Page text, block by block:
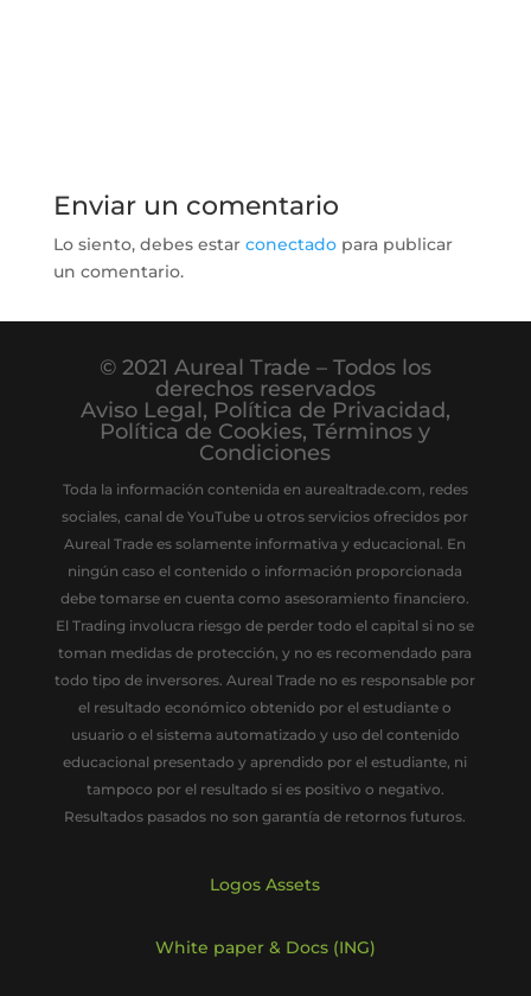
Enviar un comentario
Lo siento, debes estar conectadopara publicar
un comentario.
© 2021 Aureal Trade – Todos los
derechos reservados
Aviso Legal, Política de Privacidad,
Política de Cookies,Términos y
Condiciones
Toda la información contenida en aurealtrade.com, redes
sociales, canal de YouTube u otros servicios ofrecidos por
Aureal Trade es solamente informativa y educacional. En
ningún caso el contenido o información proporcionada
debe tomarse en cuenta como asesoramiento financiero.
El Trading involucra riesgo de perder todo el capital si no se
toman medidas de protección, y no es recomendado para
todo tipo de inversores. Aureal Trade no es responsable por
el resultado económico obtenido por el estudiante o
usuario o el sistema automatizado y uso del contenido
educacional presentado y aprendido por el estudiante, ni
tampoco por el resultado si es positivo o negativo.
Resultados pasados no son garantía de retornos futuros.
Logos Assets
White paper & Docs (ING)